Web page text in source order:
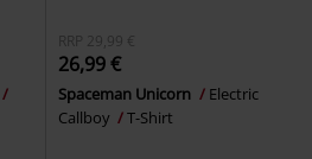
RRP 29,99 €
26,99 €
Spaceman Unicorn
Electric
Callboy
T-Shirt